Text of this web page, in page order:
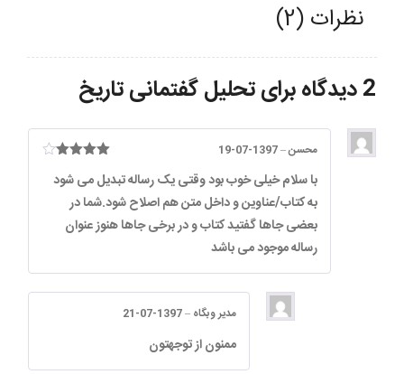
نظرات (2)
2 دیدگاه برای
تحلیل گفتمانی تاریخ
از 5
محسن–
1397-07-19
با سلام خیلی خوب بود وقتی یک رساله تبدیل می شود
به کتاب/عناوین و داخل متن هم اصلاح شود.شما در
بعضی جاها گفتید کتاب و در برخی جاها هنوز عنوان
رساله موجود می باشد
مدیر وبگاه –
1397-07-21
ممنون از توجهتون